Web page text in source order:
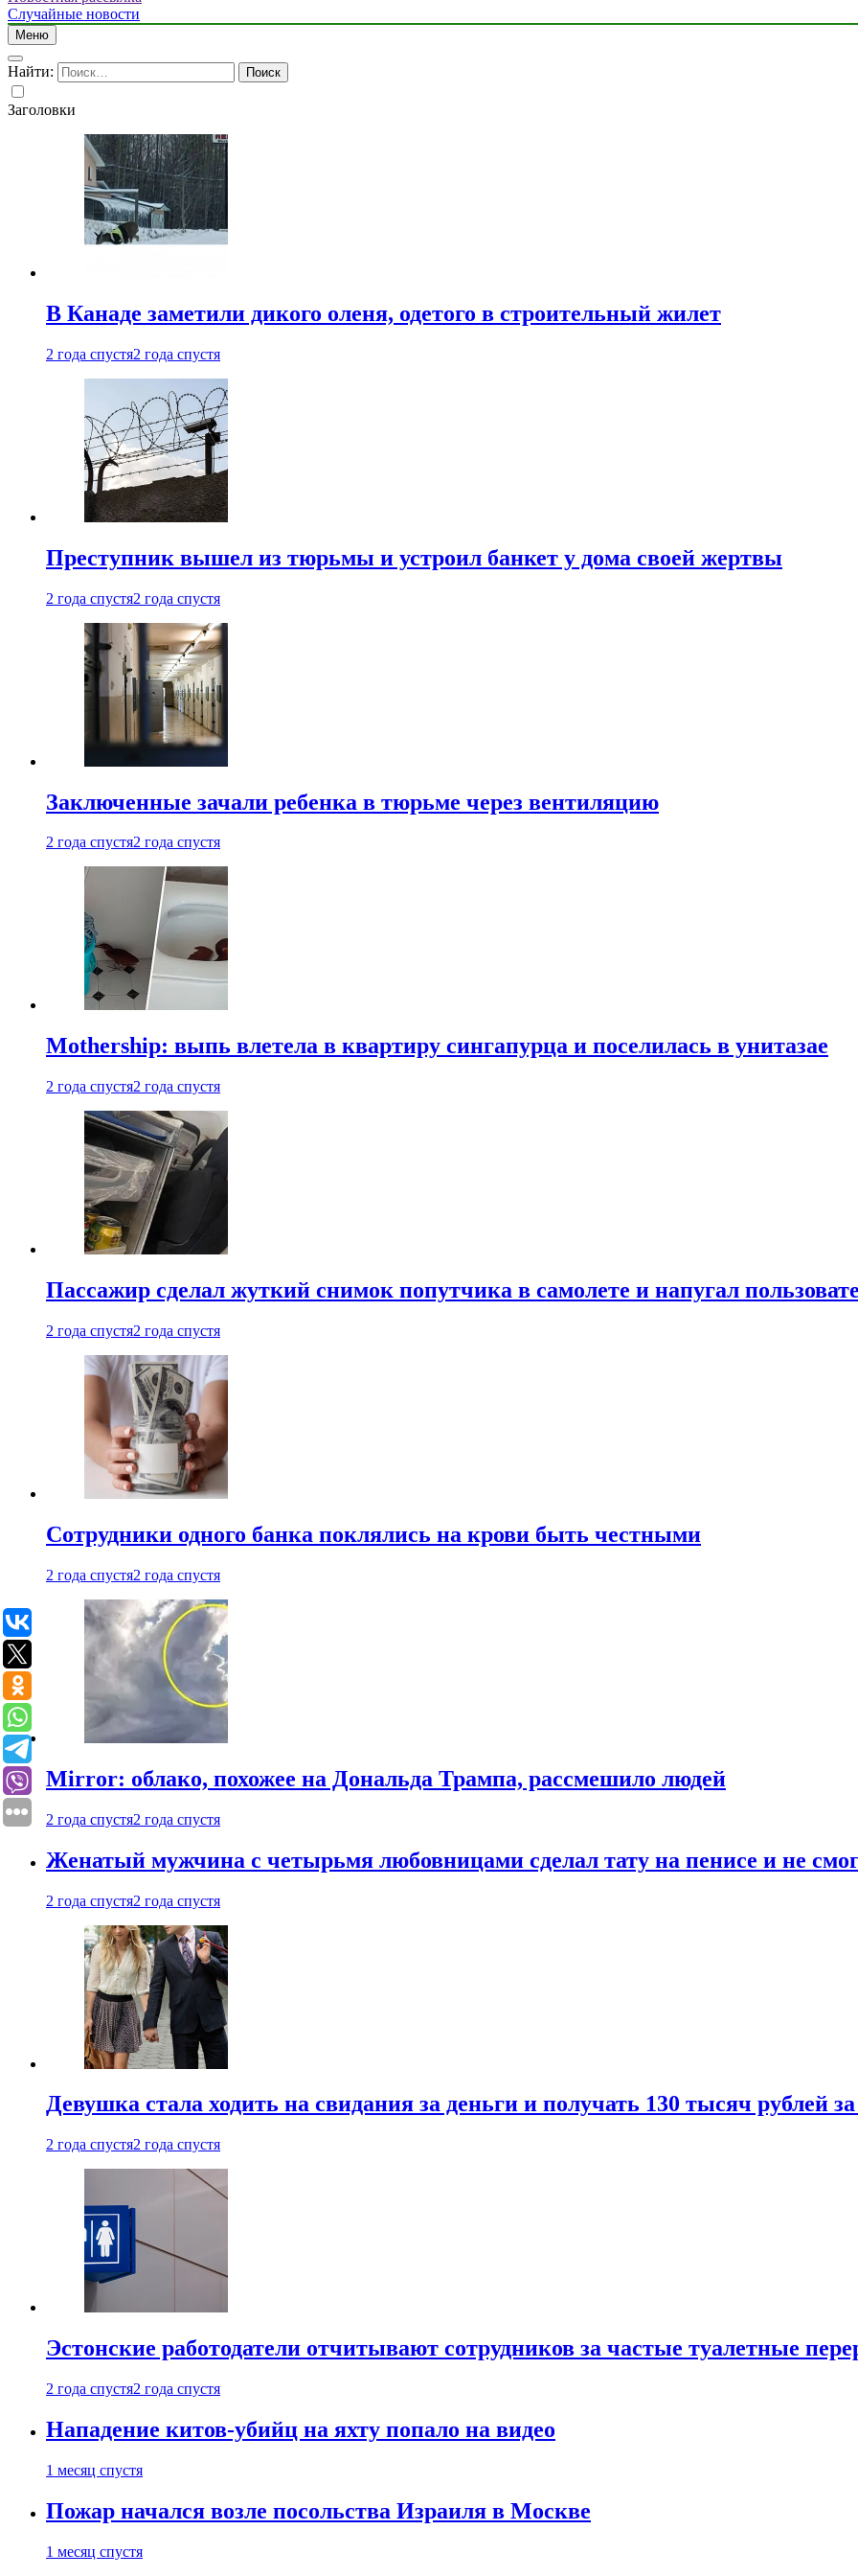
Случайные новости
Меню
Найти:
Заголовки
В Канаде заметили дикого оленя, одетого в строительный жилет
2 года спустя2 года спустя
Преступник вышел из тюрьмы и устроил банкет у дома своей жертвы
2 года спустя2 года спустя
Заключенные зачали ребенка в тюрьме через вентиляцию
2 года спустя2 года спустя
Mothership: выпь влетела в квартиру сингапурца и поселилась в унитазае
2 года спустя2 года спустя
Пассажир сделал жуткий снимок попутчика в самолете и напугал
2 года спустя2 года спустя
Сотрудники одного банка поклялись на крови быть честными
2 года спустя2 года спустя
Mirror: облако, похожее на Дональда Трампа, рассмешило людей
2 года спустя2 года спустя
Женатый мужчина с четырьмя любовницами сделал тату на пенисе и не
2 года спустя2 года спустя
Девушка стала ходить на свидания за деньги и получать 130 тысяч рублей
2 года спустя2 года спустя
Эстонские работодатели отчитывают сотрудников за частые туалетные
2 года спустя2 года спустя
Нападение китов-убийц на яхту попало на видео
1 месяц спустя
Пожар начался возле посольства Израиля в Москве
1 месяц спустя